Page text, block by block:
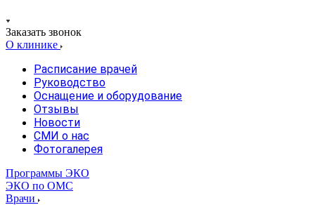
Заказать звонок
О клинике
Расписание врачей
Руководство
Оснащение и оборудование
Отзывы
Новости
СМИ о нас
Фотогалерея
Программы ЭКО
ЭКО по ОМС
Врачи